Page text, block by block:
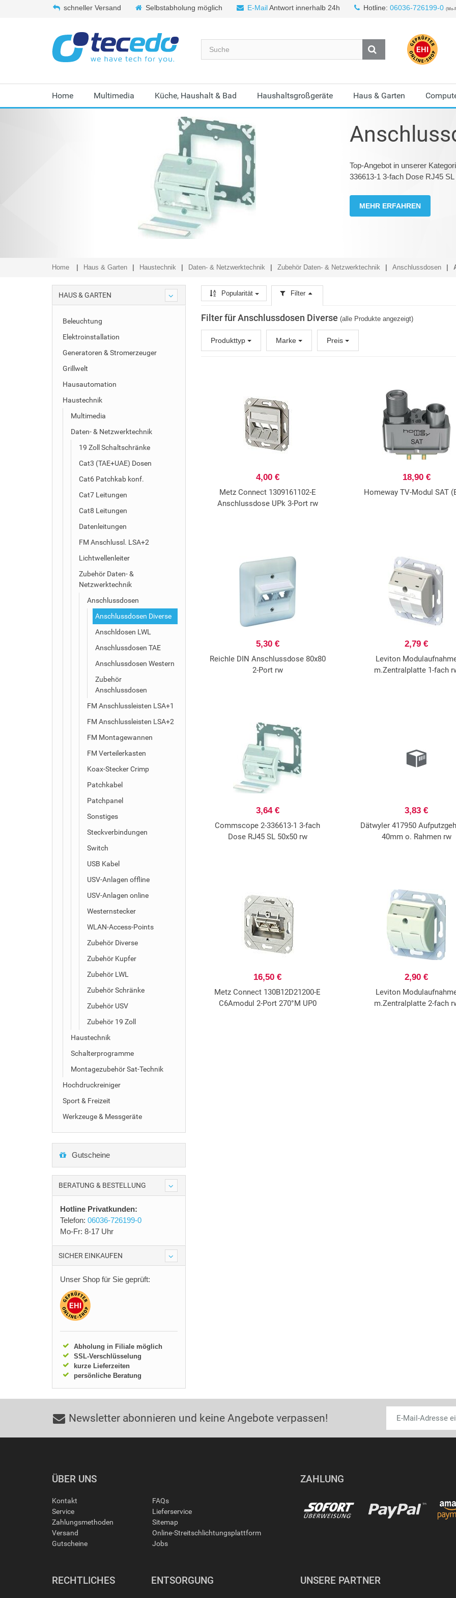
schneller Versand Selbstabholung möglich E-MailAntwort innerhalb 24h Hotline: 06036-726199-0 (Mo-
Home Multimedia Küche, Haushalt & Bad Haushaltsgroßgeräte Haus & Garten
Top-Angebot in unserer
336613-1 3-fach Dose RJ45
MEHR ERFAHREN
Home Haus & Garten Haustechnik Daten- & Netzwerktechnik Zubehör Daten- & Netzwerktechnik Anschlussdosen
HAUS & GARTEN
Beleuchtung
Elektroinstallation
Generatoren & Stromerzeuger
Grillwelt
Hausautomation
Haustechnik
Multimedia
Daten- & Netzwerktechnik
19 Zoll Schaltschränke
Cat3 (TAE+UAE) Dosen
Cat6 Patchkab konf.
Cat7 Leitungen
Cat8 Leitungen
Datenleitungen
FM Anschlussl. LSA+2
Lichtwellenleiter
Zubehör Daten- &
Netzwerktechnik
Anschlussdosen
Anschlussdosen Diverse
Anschldosen LWL
Anschlussdosen TAE
Anschlussdosen Western
Zubehör
Anschlussdosen
FM Anschlussleisten LSA+1
FM Anschlussleisten LSA+2
FM Montagewannen
FM Verteilerkasten
Koax-Stecker Crimp
Patchkabel
Patchpanel
Sonstiges
Steckverbindungen
Switch
USB Kabel
USV-Anlagen offline
USV-Anlagen online
Westernstecker
WLAN-Access-Points
Zubehör Diverse
Zubehör Kupfer
Zubehör LWL
Zubehör Schränke
Zubehör USV
Zubehör 19 Zoll
Haustechnik
Schalterprogramme
Montagezubehör Sat-Technik
Hochdruckreiniger
Sport & Freizeit
Werkzeuge & Messgeräte
Gutscheine
BERATUNG & BESTELLUNG
Hotline Privatkunden:
Telefon: 06036-726199-0
Mo-Fr: 8-17 Uhr
SICHER EINKAUFEN
Unser Shop für Sie geprüft:
Abholung in Filiale möglich
SSL-Verschlüsselung
kurze Lieferzeiten
persönliche Beratung
Popularität Filter
Filter für Anschlussdosen Diverse (alle Produkte angezeigt)
Produkttyp Marke Preis
4,00 €
Metz Connect 1309161102-E
Anschlussdose UPk 3-Port rw
18,90 €
Homeway TV-Modul SAT
5,30 €
Reichle DIN Anschlussdose 80x80
2-Port rw
2,79 €
Leviton
m.Zentralplatte 1-fach
3,64 €
Commscope 2-336613-1 3-fach
Dose RJ45 SL 50x50 rw
3,83 €
Dätwyler 417950
40mm o. Rahmen rw
16,50 €
Metz Connect 130B12D21200-E
C6Amodul 2-Port 270°M UP0
2,90 €
Leviton
m.Zentralplatte 2-fach
Newsletter abonnieren und keine Angebote verpassen!
ÜBER UNS
Kontakt
Service
Zahlungsmethoden
Versand
Gutscheine
FAQs
Lieferservice
Sitemap
Online-Streitschlichtungsplattform
Jobs
ZAHLUNG
RECHTLICHES ENTSORGUNG UNSERE PARTNER